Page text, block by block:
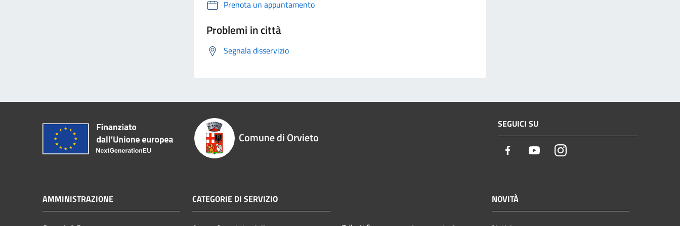
Prenota un appuntamento
Problemi in città
Segnala disservizio
Comune di Orvieto
SEGUICI SU
Facebook YoutubeInstagram
AMMINISTRAZIONE CATEGORIE DI SERVIZIO NOVITÀ